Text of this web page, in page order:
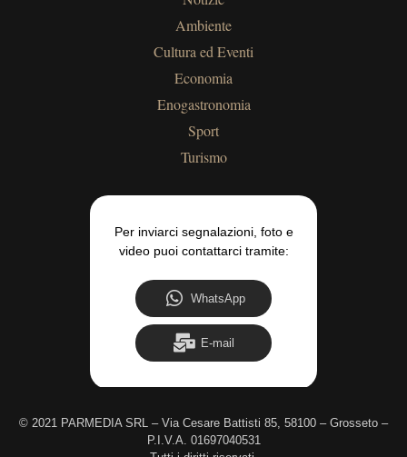
Ambiente
Cultura ed Eventi
Economia
Enogastronomia
Sport
Turismo
Per inviarci segnalazioni, foto e
video puoi contattarci tramite:
WhatsApp
E-mail
© 2021 PARMEDIA SRL – Via Cesare Battisti 85, 58100 – Grosseto –
P.I.V.A. 01697040531